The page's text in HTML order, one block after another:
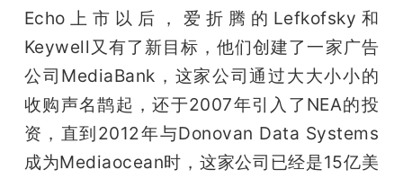
Echo上市以后，爱折腾的Lefkofsky和
Keywell又有了新目标，他们创建了一家广告
公司MediaBank，这家公司通过大大小小的
收购声名鹊起，还于2007年引入了NEA的投
资，直到2012年与Donovan Data Systems
成为Mediaocean时，这家公司已经是15亿美